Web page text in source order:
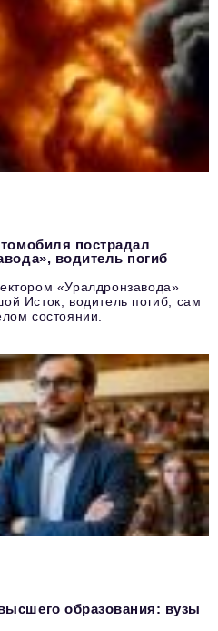
пострадал
водитель погиб
«Уралдронзавода»
Исток, водитель погиб, сам
состоянии.
образования: вузы